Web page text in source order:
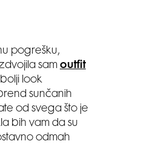
pogrešku,
sam outfit
look
sunčanih
od svega što je
bih vam da su
odmah